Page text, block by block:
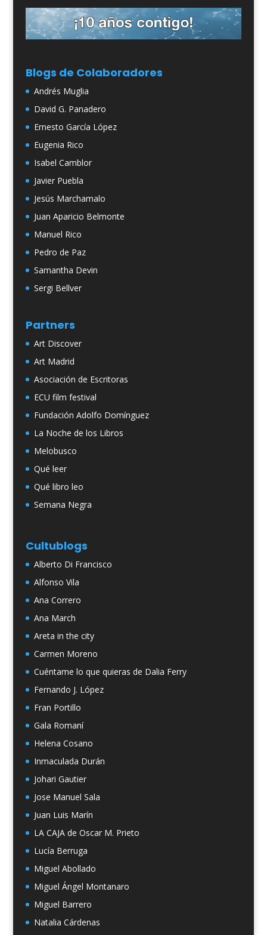
Blogs de Colaboradores
Andrés Muglia
David G. Panadero
Ernesto García López
Eugenia Rico
Isabel Camblor
Javier Puebla
Jesús Marchamalo
Juan Aparicio Belmonte
Manuel Rico
Pedro de Paz
Samantha Devin
Sergi Bellver
Partners
Art Discover
Art Madrid
Asociación de Escritoras
ECU film festival
Fundación Adolfo Domínguez
La Noche de los Libros
Melobusco
Qué leer
Qué libro leo
Semana Negra
Cultublogs
Alberto Di Francisco
Alfonso Vila
Ana Correro
Ana March
Areta in the city
Carmen Moreno
Cuéntame lo que quieras de Dalia Ferry
Fernando J. López
Fran Portillo
Gala Romaní
Helena Cosano
Inmaculada Durán
Johari Gautier
Jose Manuel Sala
Juan Luis Marín
LA CAJA de Oscar M. Prieto
Lucía Berruga
Miguel Abollado
Miguel Ángel Montanaro
Miguel Barrero
Natalia Cárdenas